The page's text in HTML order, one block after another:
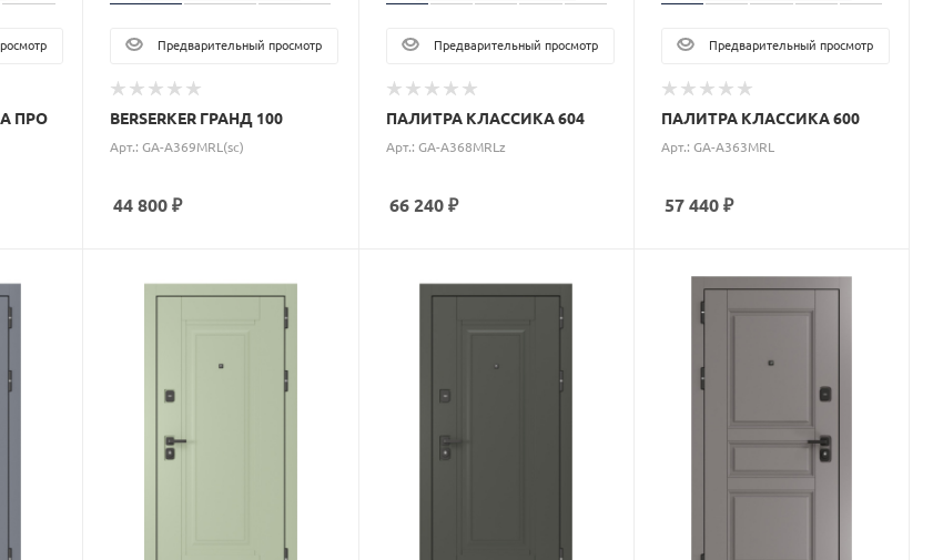
ПРО
Предварительный просмотр
BERSERKER ГРАНД 100
Арт.: GA-A369MRL(sc)
44 800₽
Предварительный просмотр
ПАЛИТРА КЛАССИКА 604
Арт.: GA-A368MRLz
66 240₽
Предварительный просмотр
ПАЛИТРА КЛАССИКА 600
Арт.: GA-A363MRL
57 440₽